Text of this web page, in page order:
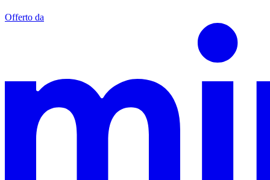
Offerto da